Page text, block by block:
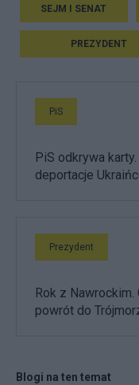
SEJM I SENAT
PREZYDENT
PiS
PiS odkrywa
deportacje
Prezydent
Rok z Nawrockim.
powrót do
Blogi na ten temat